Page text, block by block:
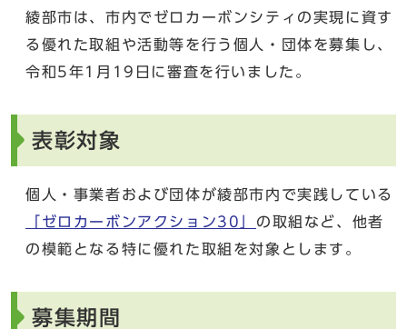
綾部市は、市内でゼロカーボンシティの実現に資す
る優れた取組や活動等を行う個人・団体を募集し、
令和5年1月19日に審査を行いました。
表彰対象
個人・事業者および団体が綾部市内で実践している
「ゼロカーボンアクション30」 の取組など、他者
の模範となる特に優れた取組を対象とします。
募集期間